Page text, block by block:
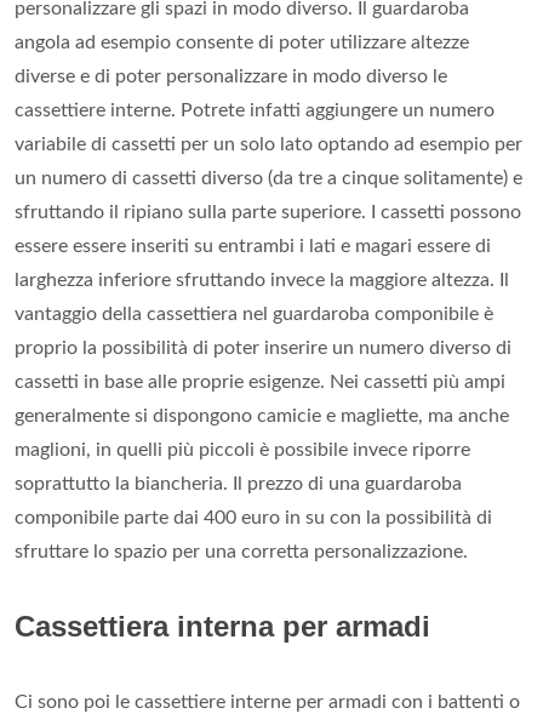
personalizzare gli spazi in modo diverso. Il guardaroba
angola ad esempio consente di poter utilizzare altezze
diverse e di poter personalizzare in modo diverso le
cassettiere interne. Potrete infatti aggiungere un numero
variabile di cassetti per un solo lato optando ad esempio per
un numero di cassetti diverso (da tre a cinque solitamente) e
sfruttando il ripiano sulla parte superiore. I cassetti possono
essere essere inseriti su entrambi i lati e magari essere di
larghezza inferiore sfruttando invece la maggiore altezza. Il
vantaggio della cassettiera nel guardaroba componibile è
proprio la possibilità di poter inserire un numero diverso di
cassetti in base alle proprie esigenze. Nei cassetti più ampi
generalmente si dispongono camicie e magliette, ma anche
maglioni, in quelli più piccoli è possibile invece riporre
soprattutto la biancheria. Il prezzo di una guardaroba
componibile parte dai 400 euro in su con la possibilità di
sfruttare lo spazio per una corretta personalizzazione.
Cassettiera interna per armadi
Ci sono poi le cassettiere interne per armadi con i battenti o